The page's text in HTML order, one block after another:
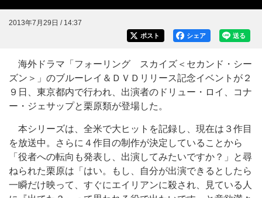
2013年7月29日 / 14:37
送る
シェア
ポスト
海外ドラマ「フォーリング スカイズ＜セカンド・シー
ズン＞」のブルーレイ＆ＤＶＤリリース記念イベントが２
９日、東京都内で行われ、出演者のドリュー・ロイ、コナ
ー・ジェサップと栗原類が登場した。
本シリーズは、全米で大ヒットを記録し、現在は３作目
を放送中。さらに４作目の制作が決定していることから
「役者への転向も発表し、出演してみたいですか？」と尋
ねられた栗原は「はい。もし、自分が出演できるとしたら
一瞬だけ映って、すぐにエイリアンに殺され、見ている人